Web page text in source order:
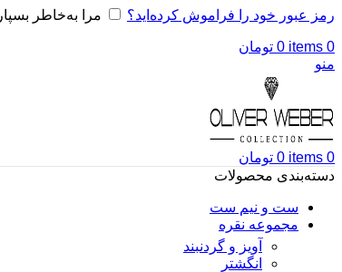
رمز عبور خود را فراموش کرده‌اید؟ مرا به‌خاطر بسپار
0
items
0 تومان
منو
0
items
0 تومان
دسته‌بندی محصولات
ست و نیم ست
مجموعه نقره
آویز و گردنبند
انگشتر